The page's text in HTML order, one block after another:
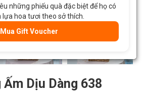
Ấm Dịu Dàng 638
những phiếu quà đặc biệt để họ có
lựa hoa tươi theo sở thích.
Mua Gift Voucher